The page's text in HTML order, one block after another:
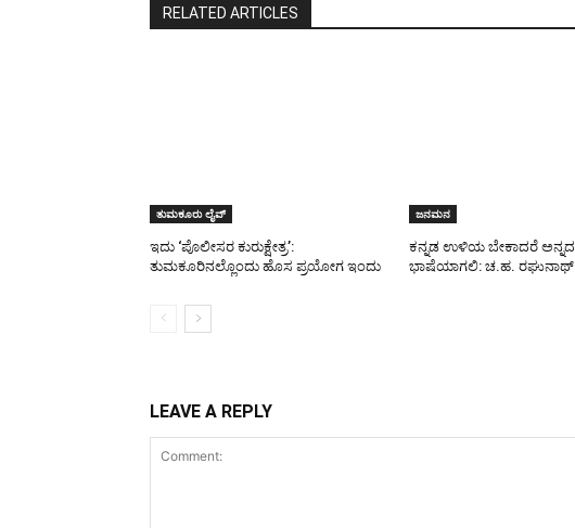
RELATED ARTICLES
ತುಮಕೂರು ಲೈವ್
ಇದು ‘ಪೊಲೀಸರ ಕುರುಕ್ಷೇತ್ರ’:
ತುಮಕೂರಿನಲ್ಲೊಂದು ಹೊಸ ಪ್ರಯೋಗ ಇಂದು
ಜನಮನ
ಕನ್ನಡ ಉಳಿಯ ಬೇಕಾದರೆ ಅನ್ನದ
ಭಾಷೆಯಾಗಲಿ: ಚ.ಹ. ರಘುನಾಥ್
LEAVE A REPLY